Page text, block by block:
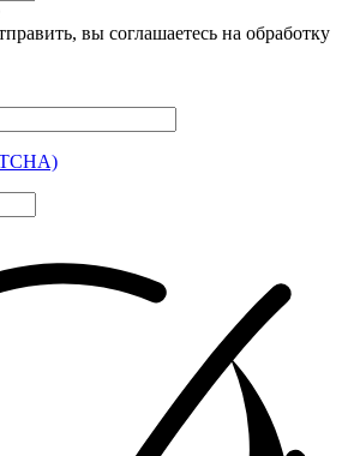
вы соглашаетесь на обработку